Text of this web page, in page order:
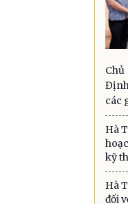
các
lũ
biển
Hà
kỹ
Hà
đối